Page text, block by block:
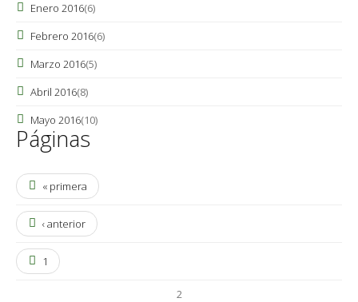
Enero 2016(6)
Febrero 2016(6)
Marzo 2016(5)
Abril 2016(8)
Mayo 2016(10)
Páginas
« primera
‹ anterior
1
2